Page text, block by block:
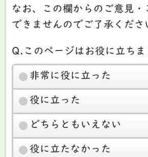
なお、この欄からのご意見・
できませんのでご了承くださ
Q.このページはお役に立ちま
非常に役に立った
役に立った
どちらともいえない
役に立たなかった